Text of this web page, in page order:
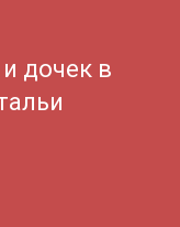
дочек в